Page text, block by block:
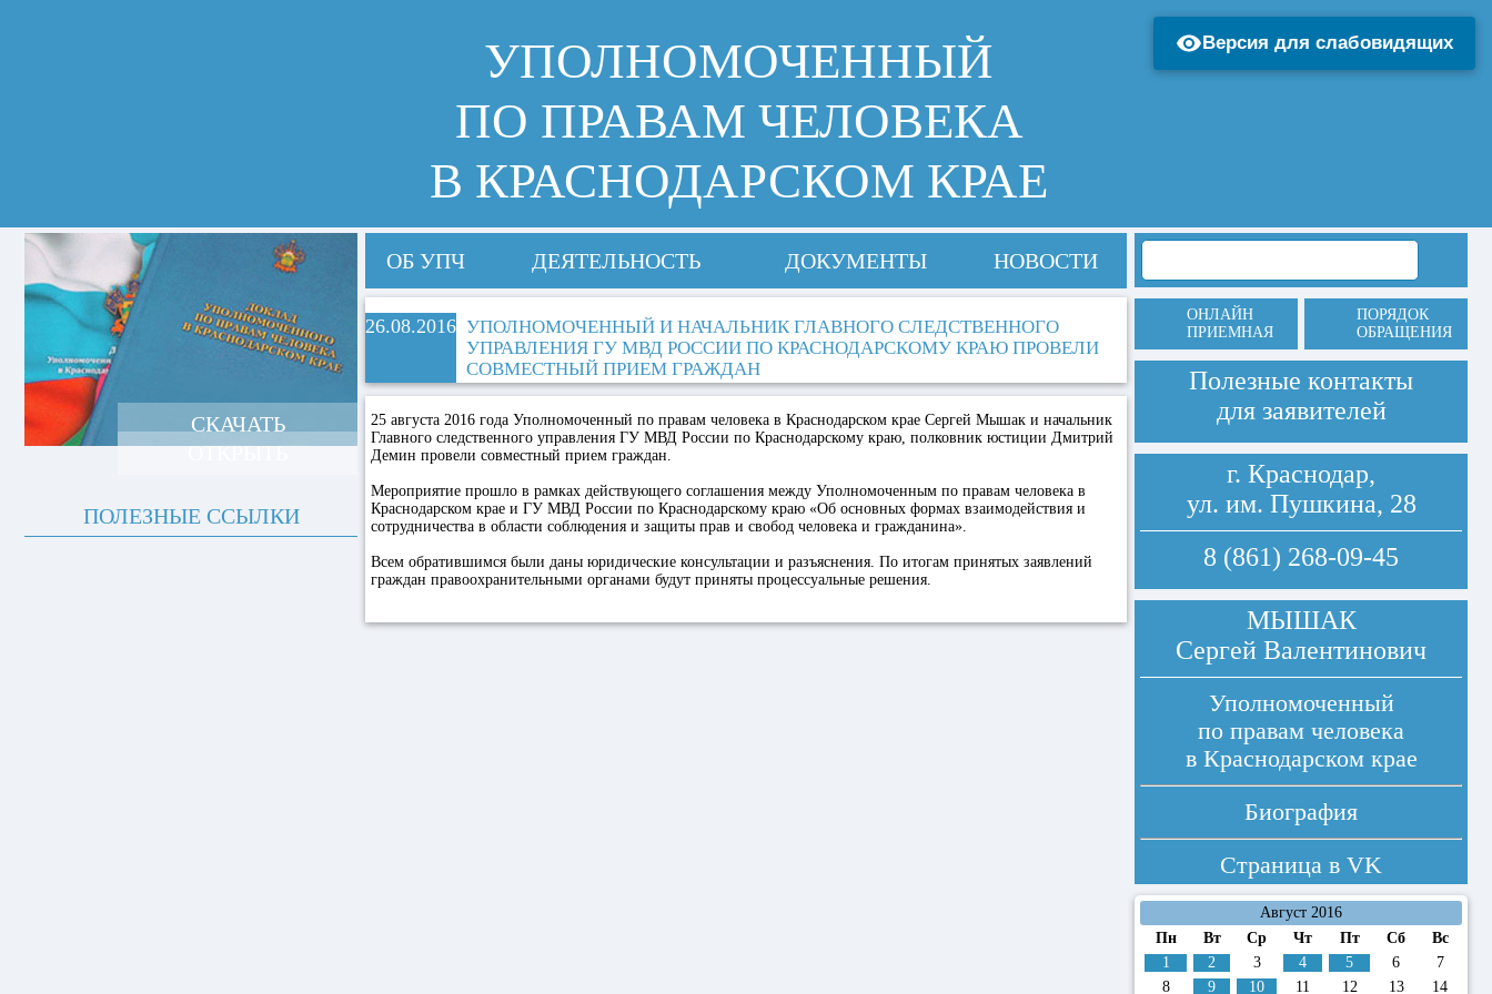
УПОЛНОМОЧЕННЫЙ
ПО ПРАВАМ ЧЕЛОВЕКА
В КРАСНОДАРСКОМ КРАЕ
ОБ УПЧ ДЕЯТЕЛЬНОСТЬ ДОКУМЕНТЫ НОВОСТИ
26.08.2016 УПОЛНОМОЧЕННЫЙ И НАЧАЛЬНИК ГЛАВНОГО СЛЕДСТВЕННОГО
УПРАВЛЕНИЯ ГУ МВД РОССИИ ПО КРАСНОДАРСКОМУ КРАЮ ПРОВЕЛИ
СОВМЕСТНЫЙ ПРИЕМ ГРАЖДАН
25 августа 2016 года Уполномоченный по правам человека в Краснодарском крае Сергей Мышак и начальник
Главного следственного управления ГУ МВД России по Краснодарскому краю, полковник юстиции Дмитрий
Демин провели совместный прием граждан.
Мероприятие прошло в рамках действующего соглашения между Уполномоченным по правам человека в
Краснодарском крае и ГУ МВД России по Краснодарскому краю «Об основных формах взаимодействия и
сотрудничества в области соблюдения и защиты прав и свобод человека и гражданина».
Всем обратившимся были даны юридические консультации и разъяснения. По итогам принятых заявлений
граждан правоохранительными органами будут приняты процессуальные решения.
СКАЧАТЬ
ОТКРЫТЬ
ПОЛЕЗНЫЕ ССЫЛКИ
ОНЛАЙН
ПРИЕМНАЯ
ПОРЯДОК
ОБРАЩЕНИЯ
Полезные контакты
для заявителей
г. Краснодар,
ул. им. Пушкина, 28
8 (861) 268-09-45
МЫШАК
Сергей Валентинович
Уполномоченный
по правам человека
в Краснодарском крае
Биография
Страница в VK
Август 2016
Пн
Вт Ср Чт Пт Сб
Вс
1
2 3 4 5 6
7
8
9 10 11 12 13 14
Версия для слабовидящих